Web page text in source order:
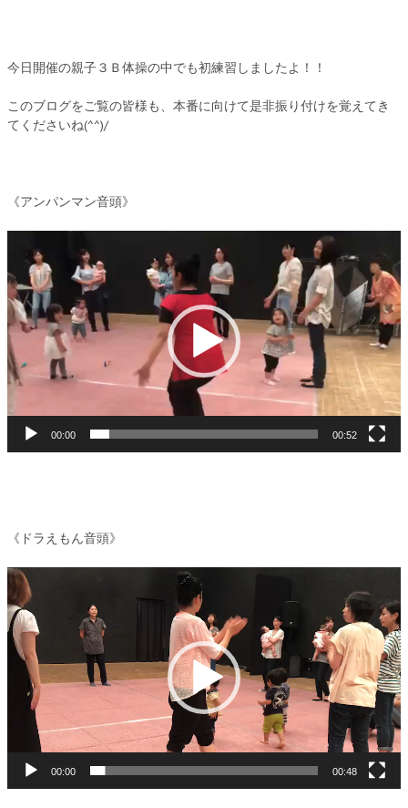
今日開催の親子３Ｂ体操の中でも初練習しましたよ！！
このブログをご覧の皆様も、本番に向けて是非振り付けを覚えてき
てくださいね(^^)/
《アンパンマン音頭》
プ
レ
ー
ヤ
ー
00:00 00:52
《ドラえもん音頭》
動
画
プ
レ
ー
00:00 00:48